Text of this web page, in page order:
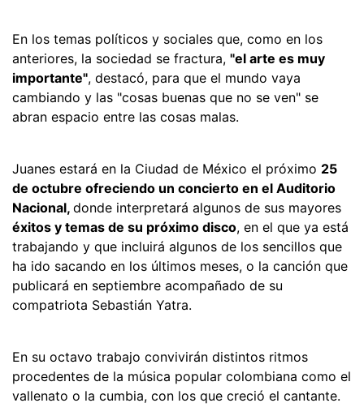
En los temas políticos y sociales que, como en los
anteriores, la sociedad se fractura, "el arte es muy
importante", destacó, para que el mundo vaya
cambiando y las "cosas buenas que no se ven" se
abran espacio entre las cosas malas.
Juanes estará en la Ciudad de México el próximo 25
de octubre ofreciendo un concierto en el Auditorio
Nacional, donde interpretará algunos de sus mayores
éxitos y temas de su próximo disco, en el que ya está
trabajando y que incluirá algunos de los sencillos que
ha ido sacando en los últimos meses, o la canción que
publicará en septiembre acompañado de su
compatriota Sebastián Yatra.
En su octavo trabajo convivirán distintos ritmos
procedentes de la música popular colombiana como el
vallenato o la cumbia, con los que creció el cantante.